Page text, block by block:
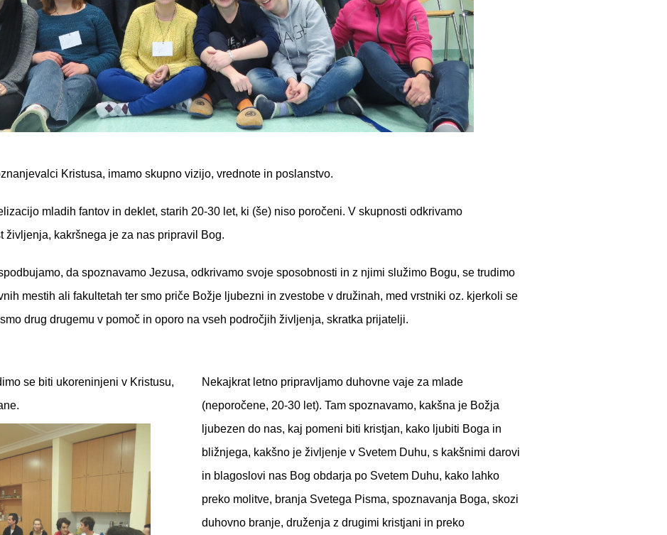
Kristusa, imamo skupno vizijo, vrednote in poslanstvo.
mladih fantov in deklet, starih 20-30 let, ki (še) niso poročeni. V skupnosti odkrivamo
življenja, kakršnega je za nas pripravil Bog.
da spoznavamo Jezusa, odkrivamo svoje sposobnosti in z njimi služimo Bogu, se trudimo
mestih ali fakultetah ter smo priče Božje ljubezni in zvestobe v družinah, med vrstniki oz. kjerkoli se
drug drugemu v pomoč in oporo na vseh področjih življenja, skratka prijatelji.
se biti ukoreninjeni v Kristusu,
Nekajkrat letno pripravljamo duhovne vaje za mlade
(neporočene, 20-30 let). Tam spoznavamo, kakšna je Božja
ljubezen do nas, kaj pomeni biti kristjan, kako ljubiti Boga in
bližnjega, kakšno je življenje v Svetem Duhu, s kakšnimi darovi
in blagoslovi nas Bog obdarja po Svetem Duhu, kako lahko
preko molitve, branja Svetega Pisma, spoznavanja Boga, skozi
duhovno branje, druženja z drugimi kristjani in preko